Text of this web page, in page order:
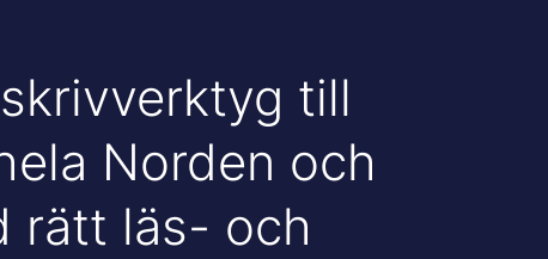
till
Norden och
rätt läs- och